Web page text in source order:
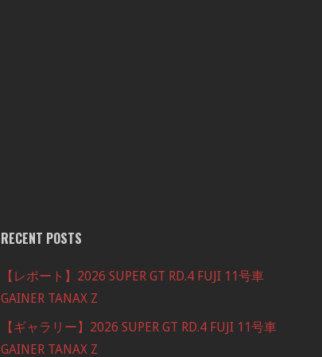
RECENT POSTS
【レポート】2026 SUPER GT RD.4 FUJI 11号車
GAINER TANAX Z
【ギャラリー】2026 SUPER GT RD.4 FUJI 11号車
GAINER TANAX Z